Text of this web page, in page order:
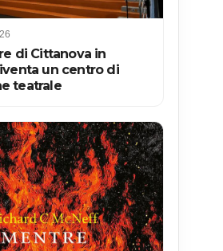
di Cittanova in
un centro di
teatrale